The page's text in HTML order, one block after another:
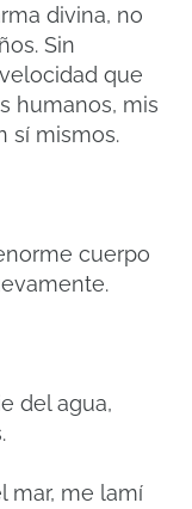
divina, no
Sin
que
humanos, mis
sí mismos.
cuerpo
del agua,
mar, me lamí